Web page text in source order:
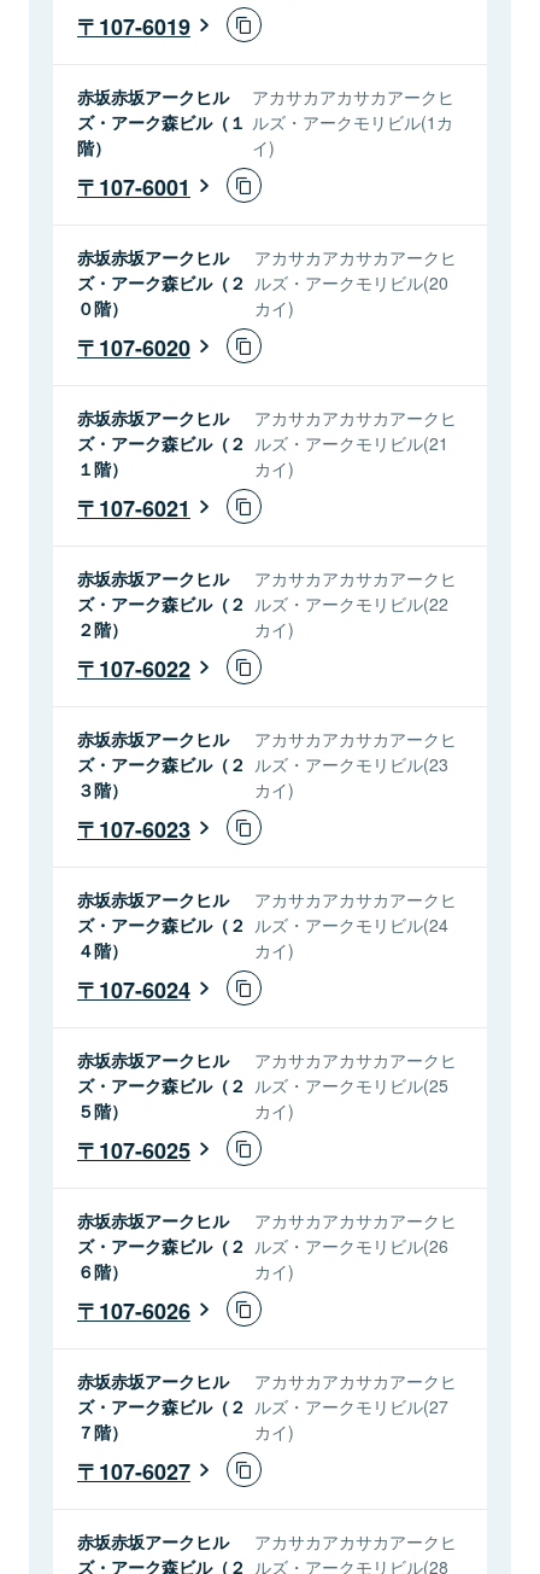
107-6019
赤坂赤坂アークヒル
ズ・アーク森ビル（１
階）
アカサカアカサカアークヒ
ルズ・アークモリビル(1カ
イ)
107-6001
赤坂赤坂アークヒル
ズ・アーク森ビル（２
０階）
アカサカアカサカアークヒ
ルズ・アークモリビル(20
カイ)
107-6020
赤坂赤坂アークヒル
ズ・アーク森ビル（２
１階）
アカサカアカサカアークヒ
ルズ・アークモリビル(21
カイ)
107-6021
赤坂赤坂アークヒル
ズ・アーク森ビル（２
２階）
アカサカアカサカアークヒ
ルズ・アークモリビル(22
カイ)
107-6022
赤坂赤坂アークヒル
ズ・アーク森ビル（２
３階）
アカサカアカサカアークヒ
ルズ・アークモリビル(23
カイ)
107-6023
赤坂赤坂アークヒル
ズ・アーク森ビル（２
４階）
アカサカアカサカアークヒ
ルズ・アークモリビル(24
カイ)
107-6024
赤坂赤坂アークヒル
ズ・アーク森ビル（２
５階）
アカサカアカサカアークヒ
ルズ・アークモリビル(25
カイ)
107-6025
赤坂赤坂アークヒル
ズ・アーク森ビル（２
６階）
アカサカアカサカアークヒ
ルズ・アークモリビル(26
カイ)
107-6026
赤坂赤坂アークヒル
ズ・アーク森ビル（２
７階）
アカサカアカサカアークヒ
ルズ・アークモリビル(27
カイ)
107-6027
赤坂赤坂アークヒル
ズ・アーク森ビル（２
アカサカアカサカアークヒ
ルズ・アークモリビル(28